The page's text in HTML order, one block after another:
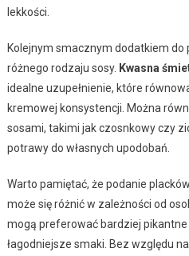
lekkości.
Kolejnym smacznym dodatkiem
różnego rodzaju sosy. Kwasna
idealne uzupełnienie, które
kremowej konsystencji. Można
sosami, takimi jak czosnkowy czy
potrawy do własnych upodobań.
Warto pamiętać, że podanie
może się różnić w zależności od
mogą preferować bardziej
łagodniejsze smaki. Bez względu